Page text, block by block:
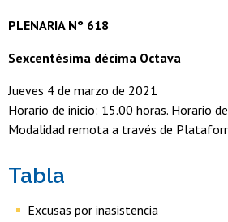
Egresadas/os
PLENARIA N° 618
Sexcentésima décima Octava
Jueves 4 de marzo de 2021
Horario de inicio: 15.00 horas. Horario
Modalidad remota a través de
Tabla
Excusas por inasistencia